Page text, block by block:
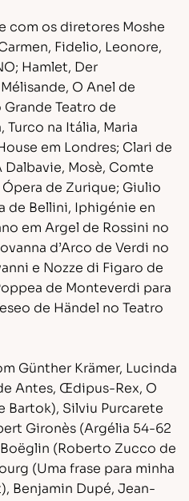
com os diretores Moshe
Fidelio, Leonore,
Hamlet, Der
O Anel de
Teatro de
Turco na Itália, Maria
em Londres; Clari de
Dalbavie, Mosè, Comte
de Zurique; Giulio
de Bellini, Iphigénie en
em Argel de Rossini no
d’Arco de Verdi no
e Nozze di Figaro de
de Monteverdi para
de Händel no Teatro
Günther Krämer, Lucinda
Antes, Œdipus-Rex, O
Bartok), Silviu Purcarete
Gironès (Argélia 54-62
(Roberto Zucco de
(Uma frase para minha
Benjamin Dupé, Jean-